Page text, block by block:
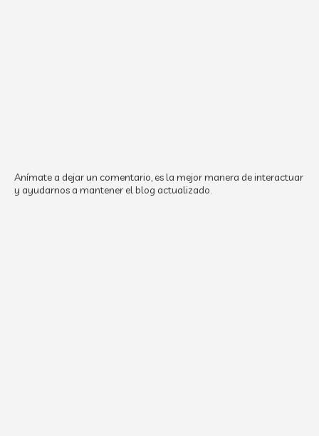
Anímate a dejar un comentario, es la mejor manera de interactuar
y ayudarnos a mantener el blog actualizado.